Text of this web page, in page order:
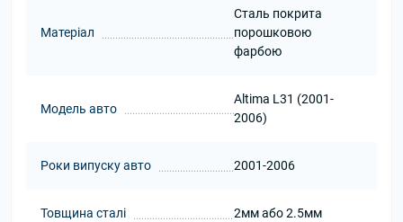
Матеріал
Сталь покрита
порошковою
фарбою
Модель авто
Altima L31 (2001-
2006)
Роки випуску авто 2001-2006
Товщина сталі 2мм або 2.5мм